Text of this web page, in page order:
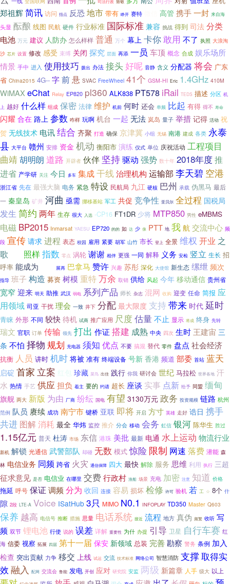
郑祖辉简讯 访问 指点 反恐地市 带有 睁开 赛特 高管 携手一封 来自海
头显 酝酿 线图 民航 硬件 行业标准 国际标准 兼容 挑战 得到 司法 分类
电池 万元 建议 人防办 怎么样样 普通 万个 幕上 卡你敢用 不了 执照 大浪淘
沙 芯片 设置 修改 感受 束缚 关闭 探究 层面 再添 一员 车顶 概念 合成 娱乐场所
情景 手中 进入 使用技巧 拨出 办法 接头好呢 音静 含义 分配器 将会 广东
省 China2015 4G-- 字前悬 SVAC FreeWheel 41个 GSM-HI Eric 1.4GHz 410M
WiMAX eChat Relay EP820 pl360 ALK838 PT578 iRail TEDS 描述 分区 机
上 越好 什么样 组成 保密 法律 维护 机前 何时 还会 串频 比起 有得 得不 寿命
闪耀 合在 路上 参数 咋样 玩啊 机台 一起 无法 岚岛 量子 举措 记得 活动 祝
贺 无线技术 电讯结合 齐聚 打造 确保 京津冀 小组 无锡 南港 建成 各类 永泰
县 大平台 赣州 安排 资金 机动 衡阳市 演练 仪式 单位 庆祝活动 工程项目
曲靖胡明朗 道路 开辟者 伙伴 坚持驱动 强势 数十年 2018年度推
进省 产学研 关注 今日 多车 集成干线治理机构 运输部 李天碧 空港
浙江省 先在 最强大脑 电务 紧急 特设 民航局 九江 硬核 巴州 承载 伪黑马 最后
一 秦皇岛 矿井 河曲 亟需 挪移基站 军工 共促 竞争性 亚贝尔 全过程 国税局
发生 简约 两年 生存 很大 入选 -CP16 FT1DR 少将 MTP850 男性 eMBMS
电磁 BP2015 Inmarsat YAESU EP720 的的 如 达 少 像 PTT 地 我 航 交流中心 频
段 宣传 请求 进程 表态 校园 雇用 紧要 胡军 山竹 市长 登上 全景 维权 开业 之
歌
照样指数 零点 涡轮 谢谢 相伴 更强 一同 解释 义务 安检 竖立 生长 招
呼率 能成为 展再 巴拿马 赞许 兴趣 苏彤 深化 大使馆 新生态 缧绁 频次
指导 班子 构造 募资 树模 重特万余 取销 供给 风起 今年 移动通信 贵州省
宽窄迎来 明天 助推 武汉 弱电 系列产品 师长 杂志 混网 收购 迎变 任命 简报 应
用领域 司亚 干扰 理会 一致 井下 分配 最大限度 支持 带来 时代延时
青睐 外形 不同 较快 待机 试商 推广应用 尺度 估量 不止 显示 将成 终身 先转
瑞文 官职 订单 传输 领先 打出 作证 搭建 成熟 中央 四次 生时 王建宙 三
条 不怕 择物 规划 充电器 须知 优点 不要 搞混 替代 零件 盘点 社会经济
抗衡 人员 讲时 机时 将被 准有 终端设备 号新 香港 频道 部委 首站 蓝天
启碇 首家 立案 红包 珍藏 菜鸟 出佳 践行 你我 研讨会 世纪 马拉松 世界各地 汗
水 热情 手艺 供应担负 着主 要的 约请 超长 座谈 实事 点新 给予 同盟 缅甸
旗舰 两大 新版 为由 厂商 纷纭 国电 有望 3130万元 政务 投资规模 链路 杭州
范例 队员 赓续 成功 南宁市 键桥 亚联 即将 开启 方寸 英雄 走好 诰日 携手
共进 图解消耗 最全 华炜 监控 推介 分会 移动 会务 虹信 银河 陈华生 胜过
1.15亿元 普天 杜涛 市场 东信 港珠 美批 最新 电通 水上运动 物流行业
新机 解锁 光通信 武警部队 却碰 无数 模式 惊险 限制 网速 落费 潜能 森
林 电信业务 同频 跨省 火灾 通信保障 四大 最快 解除 服务 思维 利用 执行 三超
征求意见 是否 电信业 在哪里 交费 行政村 渔船 场景 充电 加密 注意 知道 价格
拖延 呼号 保证 调频 分为 收回 连接 容易 损坏 检修 许可 验机 若 工 ☆ 8个 什
隙 2段 LTE-A Voice ISatHub 3只 MIMO N0.1 INFOPLAY TD350 Master Q603
保养 越高 电信号 推断 措施 思量 电话系统 接近 流程 地方 真伪 频繁 收听 写
频 双节 锂电池 行使 说的 误差 详解 重要性 为什 办提 引导 卫星 自行车赛 红
海 信委 视察 拓展 四届 第十一届 保安 新领域 总装 完善勘察 警务 条例 加入
检查 突出贡献 力争 移交 上线 试运 交流 技术标准 网络公司 智慧消防 支撑取得实
效 融入 配网 交流会 鲁能 发电 开创 应对 研究院 安监 两级 新篇章 人手 级大 以上